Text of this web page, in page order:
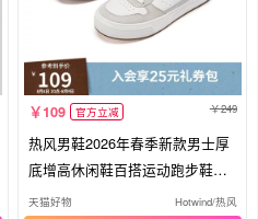
109 官方立减 249
热风男鞋2026年春季新款男士厚
底增高休闲鞋百搭运动跑步鞋子
潮
天猫好物 Hotwind/热风